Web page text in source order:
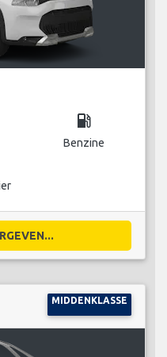
local_gas_station
Benzine
MIDDENKLASSE